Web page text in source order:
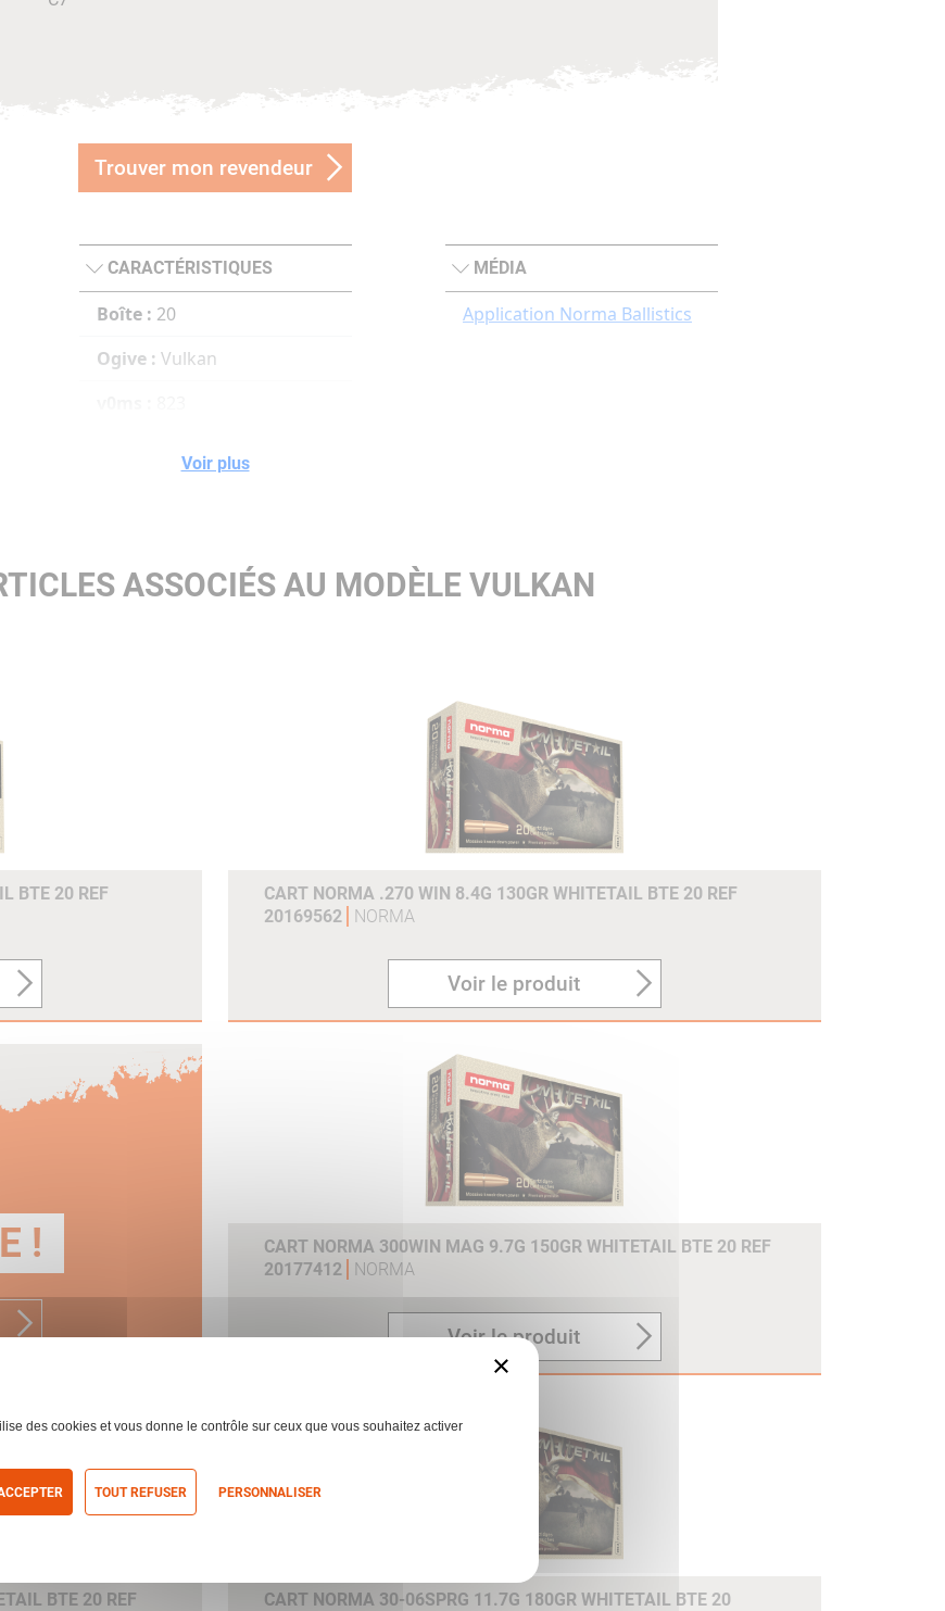
Trouver mon revendeur
CARACTÉRISTIQUES
Boîte : 20
Ogive : Vulkan
e0joulesm :3962 3962
MÉDIA
Application Norma Ballistics
Voir plus
ASSOCIÉS AU MODÈLE VULKAN
BTE 20 REF
CART NORMA .270 WIN 8.4G 130GR WHITETAIL BTE 20 REF
20169562
NORMA
Voir le produit
!
CART NORMA 300WIN MAG 9.7G 150GR WHITETAIL BTE 20 REF
20177412
NORMA
Voir le produit
BTE 20 REF
CART NORMA 30-06SPRG 11.7G 180GR WHITETAIL BTE 20
×
des cookies et vous donne le contrôle sur ceux que vous souhaitez activer
TOUT REFUSER PERSONNALISER